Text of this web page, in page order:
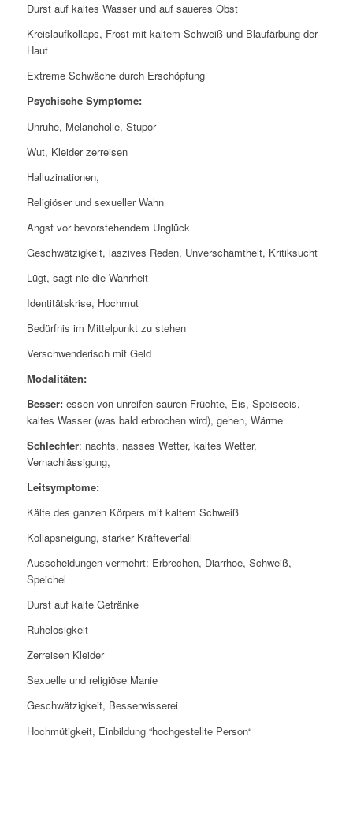
Durst auf kaltes Wasser und auf saueres Obst
Kreislaufkollaps, Frost mit kaltem Schweiß und Blaufärbung der
Haut
Extreme Schwäche durch Erschöpfung
Psychische Symptome:
Unruhe, Melancholie, Stupor
Wut, Kleider zerreisen
Halluzinationen,
Religiöser und sexueller Wahn
Angst vor bevorstehendem Unglück
Geschwätzigkeit, laszives Reden, Unverschämtheit, Kritiksucht
Lügt, sagt nie die Wahrheit
Identitätskrise, Hochmut
Bedürfnis im Mittelpunkt zu stehen
Verschwenderisch mit Geld
Modalitäten:
Besser:essen von unreifen sauren Früchte, Eis, Speiseeis,
kaltes Wasser (was bald erbrochen wird), gehen, Wärme
Schlechter: nachts, nasses Wetter, kaltes Wetter,
Vernachlässigung,
Leitsymptome:
Kälte des ganzen Körpers mit kaltem Schweiß
Kollapsneigung, starker Kräfteverfall
Ausscheidungen vermehrt: Erbrechen, Diarrhoe, Schweiß,
Speichel
Durst auf kalte Getränke
Ruhelosigkeit
Zerreisen Kleider
Sexuelle und religiöse Manie
Geschwätzigkeit, Besserwisserei
Hochmütigkeit, Einbildung “hochgestellte Person“